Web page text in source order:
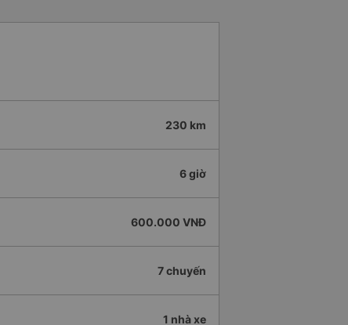
230 km
6 giờ
600.000 VNĐ
7 chuyến
1 nhà xe